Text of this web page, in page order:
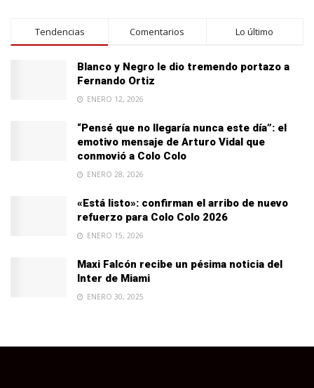
Tendencias Comentarios Lo último
Blanco y Negro le dio tremendo portazo a
Fernando Ortiz
ENERO 12, 2026
“Pensé que no llegaría nunca este día”: el
emotivo mensaje de Arturo Vidal que
conmovió a Colo Colo
ENERO 28, 2026
«Está listo»: confirman el arribo de nuevo
refuerzo para Colo Colo 2026
ENERO 15, 2026
Maxi Falcón recibe un pésima noticia del
Inter de Miami
ENERO 30, 2025